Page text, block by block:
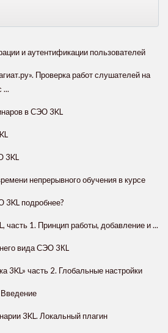
и аутентификации пользователей
Проверка работ слушателей на
...
в СЭО 3KL
3KL
непрерывного обучения в курсе
3KL подробнее?
часть 1. Принцип работы, добавление и ...
вида СЭО 3КL
3KL» часть 2. Глобальные настройки
3KL. Локальный плагин